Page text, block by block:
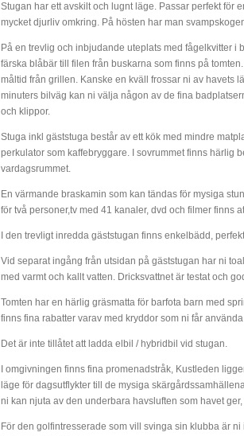
Stugan har ett avskilt och lugnt läge. Passar perfekt för
mycket djurliv omkring. På hösten har man
På en trevlig och inbjudande uteplats med fågelkvitter i
färska blåbär till filen från buskarna som finns på
måltid från grillen. Kanske en kväll frossar ni av havets
minuters bilväg kan ni välja någon av de fina
och klippor.
Stuga inkl gäststuga består av ett kök med mindre
perkulator som kaffebryggare. I sovrummet finns härlig
vardagsrummet.
En värmande braskamin som kan tändas för mysiga
för två personer,tv med 41 kanaler, dvd och filmer finns
I den trevligt inredda gäststugan finns enkelbädd,
Vid separat ingång från utsidan på gäststugan har ni
med varmt och kallt vatten. Dricksvattnet är testat och
Tomten har en härlig gräsmatta för barfota barn med
finns fina rabatter varav med kryddor som ni får
Det är inte tillåtet att ladda elbil / hybridbil vid stugan.
I omgivningen finns fina promenadstråk, Kustleden
läge för dagsutflykter till de mysiga
ni kan njuta av den underbara havsluften som havet
För den golfintresserade som vill svinga sin klubba är